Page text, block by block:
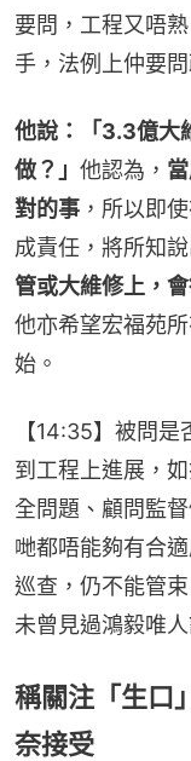
要問，工程又唔
手，法例上仲要問
他說：「3.3億大
做？」 他認為，
對的事 ，所以即
成責任，將所知說
管或大維修上，
他亦希望宏福苑
始。
【14:35】被問
到工程上進展，
全問題、顧問監
哋都唔能夠有合
巡查，仍不能管
未曾見過鴻毅唯
稱關注「生
奈接受